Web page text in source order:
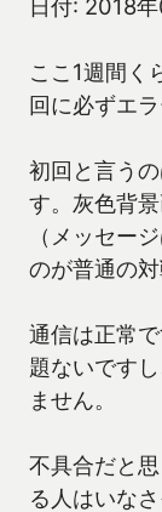
日付: 2018
ここ1週間く
回に必ずエラ
初回と言う
す。灰色背
（メッセー
のが普通の
通信は正常
題ないです
ません。
不具合だと
る人はいな